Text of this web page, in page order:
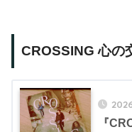
CROSSING 心の
『